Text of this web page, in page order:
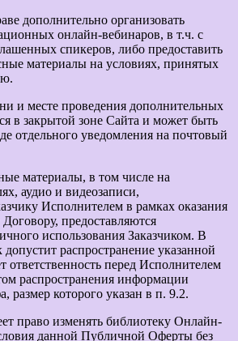
дополнительно организовать
онлайн-вебинаров, в т.ч. с
спикеров, либо предоставить
материалы на условиях, принятых
и месте проведения дополнительных
в закрытой зоне Сайта и может быть
отдельного уведомления на почтовый
материалы, в том числе на
аудио и видеозаписи,
Исполнителем в рамках оказания
предоставляются
использования Заказчиком. В
допустит распространение указанной
ответственность перед Исполнителем
распространения информации
размер которого указан в п. 9.2.
право изменять библиотеку Онлайн-
данной Публичной Оферты без